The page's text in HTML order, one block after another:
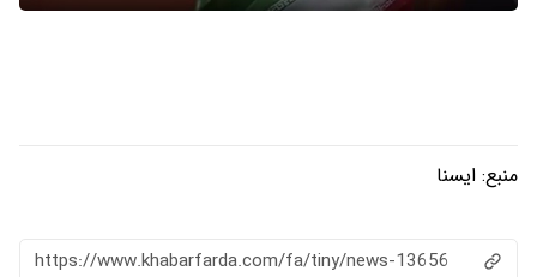
منبع: ایسنا
https://www.khabarfarda.com/fa/tiny/news-13656